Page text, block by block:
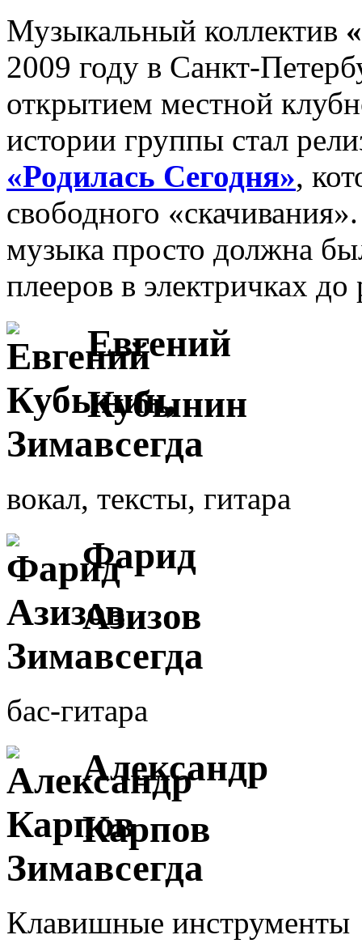
Музыкальный коллектив
2009 году в Санкт-
открытием местной
истории группы стал
«Родилась Сегодня»,
свободного
музыка просто должна
плееров в электричках
Евгений
Кубынин
вокал, тексты, гитара
Фарид
Азизов
бас-гитара
Александр
Карпов
Клавишные инструменты